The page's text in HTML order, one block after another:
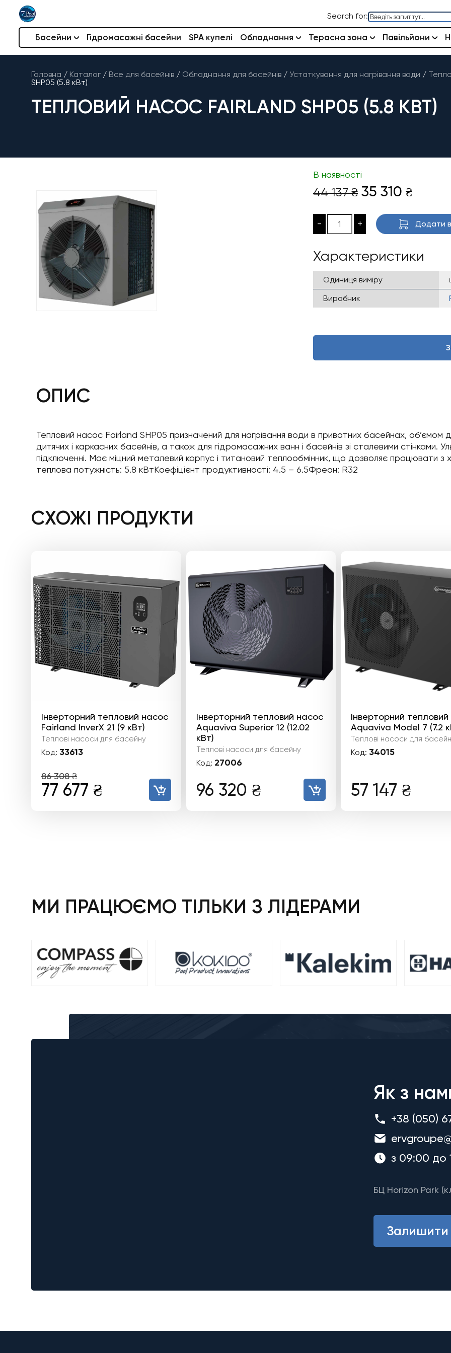
Search for:
Басейни Гідромасажні басейни SPA купелі Обладнання Терасна зона Павільйони
Головна / Каталог / Все для басейнів / Обладнання для басейнів / Устаткування для нагрівання води /
SHP05 (5.8 кВт)
ТЕПЛОВИЙ НАСОС FAIRLAND SHP05 (5.8 КВТ)
В наявності
44 137₴ Оригінальна
44
137 ₴.
35 310 ₴
35
310 ₴.
- + Додати
Характеристики
Одиниця виміру
Виробник
ОПИС
Тепловий насос Fairland SHP05 призначений для нагрівання води в приватних басейнах, об’ємом
дитячих і каркасних басейнів, а також для гідромасажних ванн і басейнів зі сталевими стінками.
підключенні. Має міцний металевий корпус і титановий теплообмінник, що дозволяє
теплова потужність: 5.8 кВтКоефіцієнт продуктивності: 4.5 – 6.5Фреон: R32
СХОЖІ ПРОДУКТИ
Інверторний тепловий насос
Fairland InverX 21 (9 кВт)
Теплові насоси для басейну
Код: 33613
86 308₴
Оригінальна
77 677 ₴ Поточна
Інверторний тепловий насос
Aquaviva Superior 12 (12.02
кВт)
Теплові насоси для басейну
Код: 27006
96 320 ₴
Інверторний
Aquaviva Model 7 (7.2
Теплові насоси для
Код: 34015
57 147 ₴
МИ ПРАЦЮЄМО ТІЛЬКИ З ЛІДЕРАМИ
Як з
+38 (050)
з 09:00 до
БЦ Horizon Park
Залишити